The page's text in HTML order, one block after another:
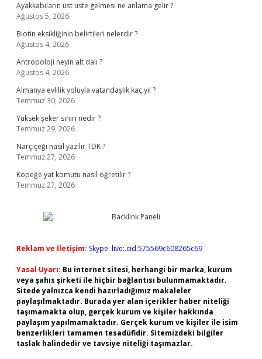
Ayakkabıların üst üste gelmesi ne anlama gelir ?
Ağustos 5, 2026
Biotin eksikliğinin belirtileri nelerdir ?
Ağustos 4, 2026
Antropoloji neyin alt dalı ?
Ağustos 4, 2026
Almanya evlilik yoluyla vatandaşlık kaç yıl ?
Temmuz 30, 2026
Yüksek şeker sınırı nedir ?
Temmuz 29, 2026
Narçiçeği nasıl yazılır TDK ?
Temmuz 27, 2026
Köpeğe yat komutu nasıl öğretilir ?
Temmuz 27, 2026
Reklam ve İletişim: Skype: live:.cid.575569c608265c69
Yasal Uyarı: Bu internet sitesi, herhangi bir marka, kurum
veya şahıs şirketi ile hiçbir bağlantısı bulunmamaktadır.
Sitede yalnızca kendi hazırladığımız makaleler
paylaşılmaktadır. Burada yer alan içerikler haber niteliği
taşımamakta olup, gerçek kurum ve kişiler hakkında
paylaşım yapılmamaktadır. Gerçek kurum ve kişiler ile isim
benzerlikleri tamamen tesadüfidir. Sitemizdeki bilgiler
taslak halindedir ve tavsiye niteliği taşımazlar.